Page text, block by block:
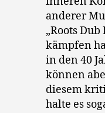
anderer
„Roots Dub
kämpfen
in den 40
können
diesem
halte es